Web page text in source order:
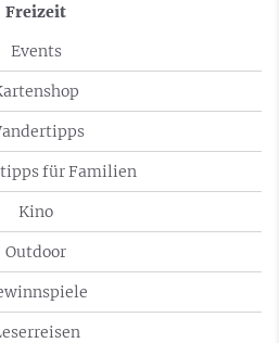
Freizeit
Events
für Familien
Kino
Outdoor